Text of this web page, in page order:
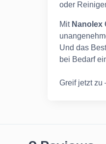
oder
Mit Nanolex
Und das
bei Bedarf
Greif jetzt zu